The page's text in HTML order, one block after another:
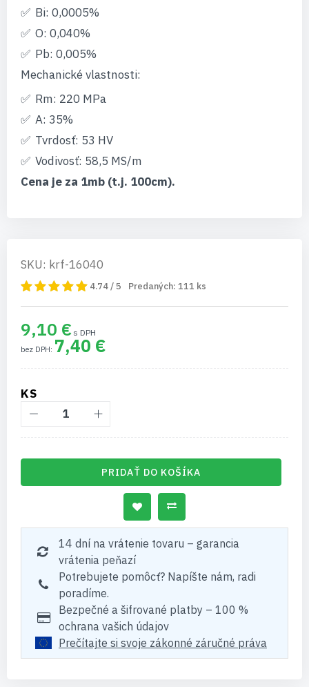
Bi: 0,0005%
O: 0,040%
Pb: 0,005%
Mechanické vlastnosti:
Rm: 220 MPa
A: 35%
Tvrdosť: 53 HV
Vodivosť: 58,5 MS/m
Cena je za 1mb (t.j. 100cm).
SKU: krf-16040
4.74 / 5 Predaných: 111 ks
9,10 €
7,40 €
KS
PRIDAŤ DO KOŠÍKA
14 dní na vrátenie tovaru – garancia
vrátenia peňazí
Potrebujete pomôcť? Napíšte nám, radi
poradíme.
Bezpečné a šifrované platby – 100 %
ochrana vašich údajov
Prečítajte si svoje zákonné záručné práva